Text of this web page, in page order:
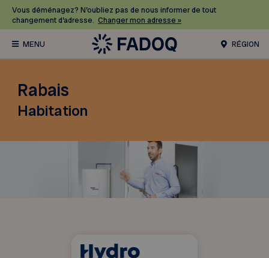
Vous déménagez? N’oubliez pas de nous informer de tout
changement d’adresse. Changer mon adresse »
RÉGION
Rabais
Habitation